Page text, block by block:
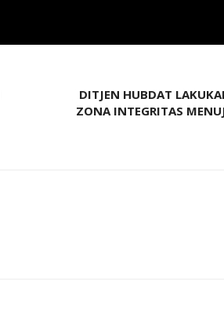
DITJEN HUBDAT
ZONA INTEGRITAS